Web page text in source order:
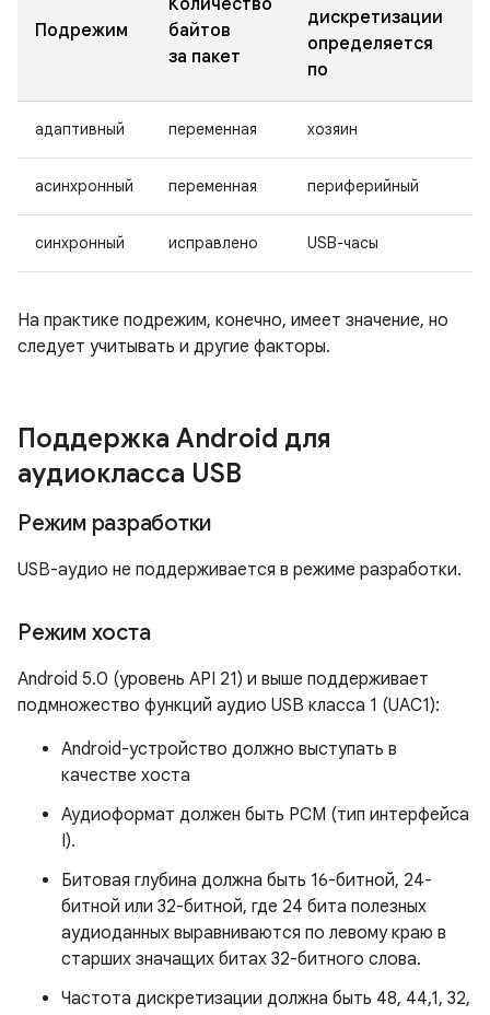
Подрежим
Количество
байтов
за пакет
дискретизации
определяется
по
адаптивный переменная хозяин
асинхронный переменная периферийный
синхронный исправлено USB-часы
На практике подрежим, конечно, имеет значение, но
следует учитывать и другие факторы.
Поддержка Android для
аудиокласса USB
Режим разработки
USB-аудио не поддерживается в режиме разработки.
Режим хоста
Android 5.0 (уровень API 21) и выше поддерживает
подмножество функций аудио USB класса 1 (UAC1):
Android-устройство должно выступать в
качестве хоста
Аудиоформат должен быть PCM (тип интерфейса
I).
Битовая глубина должна быть 16-битной, 24-
битной или 32-битной, где 24 бита полезных
аудиоданных выравниваются по левому краю в
старших значащих битах 32-битного слова.
Частота дискретизации должна быть 48, 44,1, 32,